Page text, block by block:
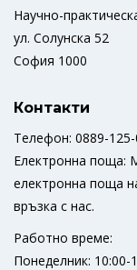
Научно-
ул. Солунска 52
София 1000
Контакти
Телефон: 0889-
Електронна поща:
електронна поща
връзка с нас.
Работно време:
Понеделник: 10:00-